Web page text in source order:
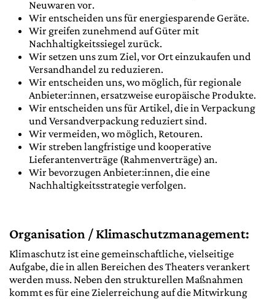
Neuwaren vor.
Wir entscheiden uns für energiesparende Geräte.
Wir greifen zunehmend auf Güter mit
Nachhaltigkeitssiegel zurück.
Wir setzen uns zum Ziel, vor Ort einzukaufen und
Versandhandel zu reduzieren.
Wir entscheiden uns, wo möglich, für regionale
Anbieter:innen, ersatzweise europäische Produkte.
Wir entscheiden uns für Artikel, die in Verpackung
und Versandverpackung reduziert sind.
Wir vermeiden, wo möglich, Retouren.
Wir streben langfristige und kooperative
Lieferantenverträge (Rahmenverträge) an.
Wir bevorzugen Anbieter:innen, die eine
Nachhaltigkeitsstrategie verfolgen.
Organisation / Klimaschutzmanagement:
Klimaschutz ist eine gemeinschaftliche, vielseitige
Aufgabe, die in allen Bereichen des Theaters verankert
werden muss. Neben den strukturellen Maßnahmen
kommt es für eine Zielerreichung auf die Mitwirkung